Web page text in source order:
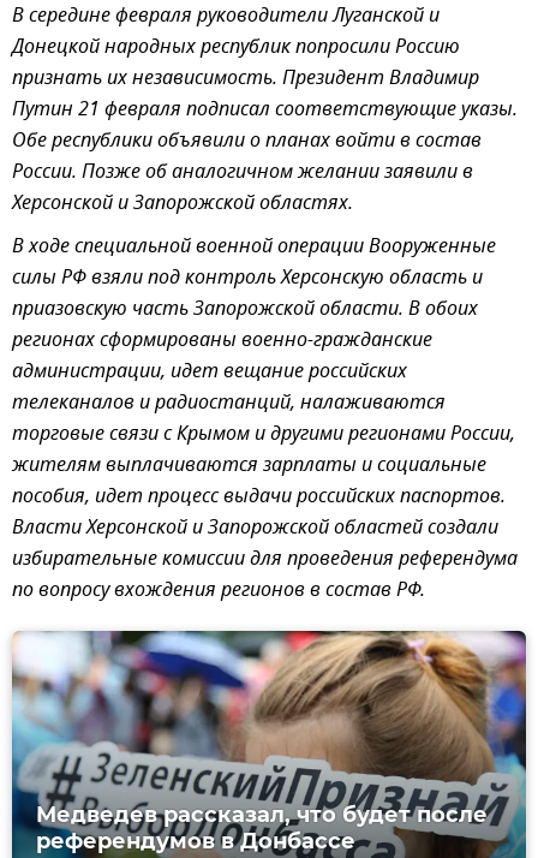
В середине февраля руководители Луганской и
Донецкой народных республик попросили Россию
признать их независимость. Президент Владимир
Путин 21 февраля подписал соответствующие указы.
Обе республики объявили о планах войти в состав
России. Позже об аналогичном желании заявили в
Херсонской и Запорожской областях.
В ходе специальной военной операции Вооруженные
силы РФ взяли под контроль Херсонскую область и
приазовскую часть Запорожской области. В обоих
регионах сформированы военно-гражданские
администрации, идет вещание российских
телеканалов и радиостанций, налаживаются
торговые связи с Крымом и другими регионами России,
жителям выплачиваются зарплаты и социальные
пособия, идет процесс выдачи российских паспортов.
Власти Херсонской и Запорожской областей создали
избирательные комиссии для проведения референдума
по вопросу вхождения регионов в состав РФ.
Медведев рассказал, что будет после
референдумов в Донбассе